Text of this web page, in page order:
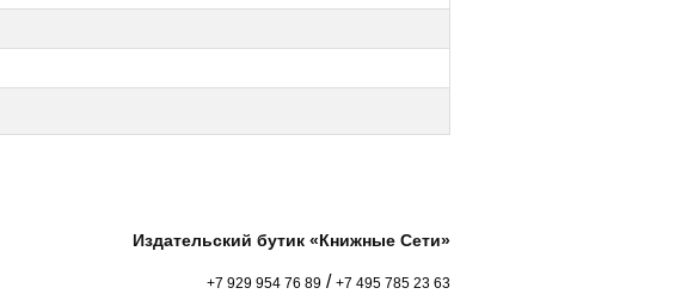
Издательский бутик «Книжные Сети»
+7 929 954 76 89 / +7 495 785 23 63